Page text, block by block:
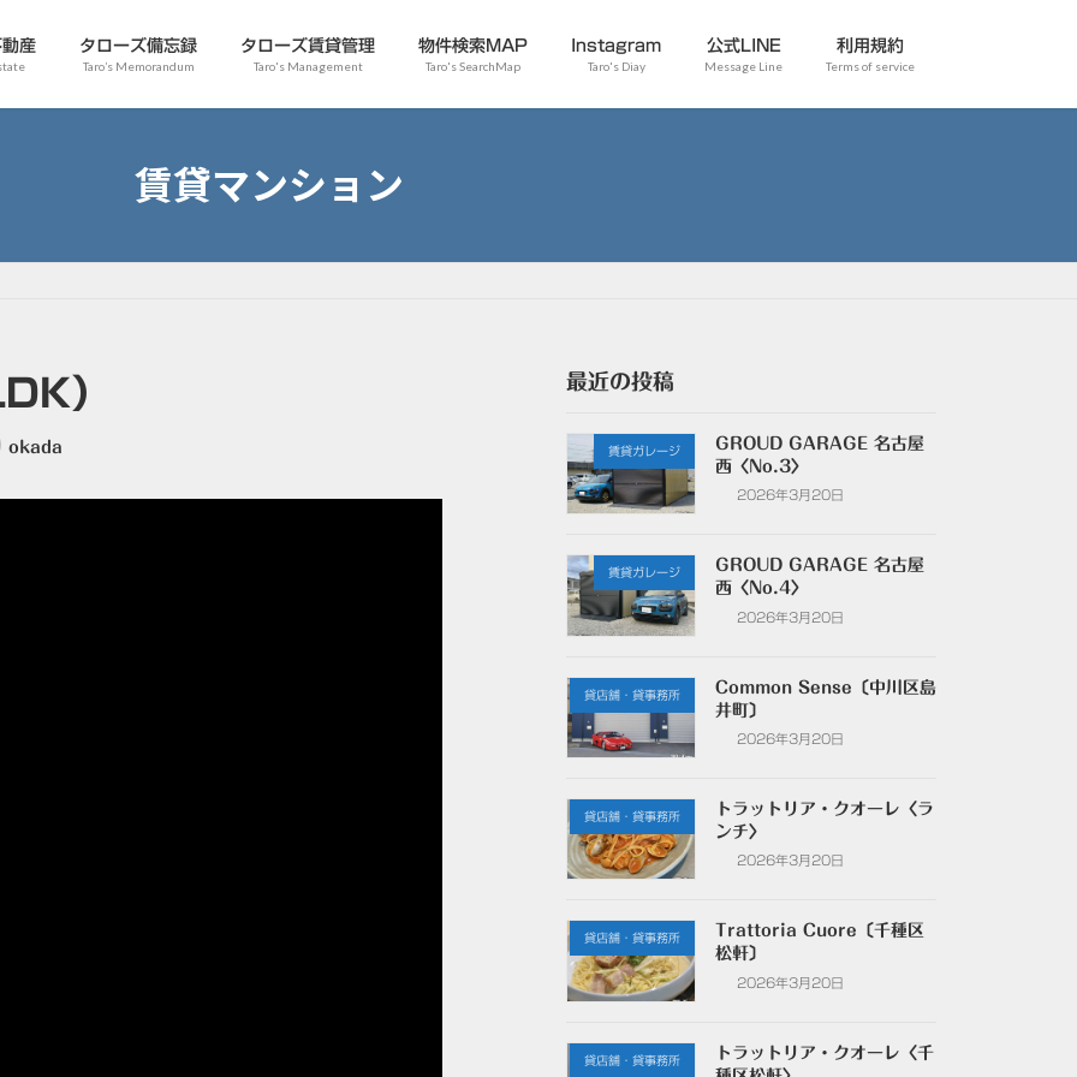
産 タローズ備忘録
Taro’s Memorandum
タローズ賃貸管理
Taro's Management
物件検索MAP
Taro's SearchMap
Instagram
Taro's Diay
公式LINE
Message Line
利用規約
Terms of service
賃貸マンション
）
okada
最近の投稿
賃貸ガレージ
GROUD GARAGE 名古屋
西〈No.3〉
2026年3月20日
賃貸ガレージ
GROUD GARAGE 名古屋
西〈No.4〉
2026年3月20日
貸店舗・貸事務所
Common Sense〔中川区島
井町〕
2026年3月20日
貸店舗・貸事務所
トラットリア・クオーレ〈ラ
ンチ〉
2026年3月20日
貸店舗・貸事務所
Trattoria Cuore〔千種区
松軒〕
2026年3月20日
貸店舗・貸事務所
トラットリア・クオーレ〈千